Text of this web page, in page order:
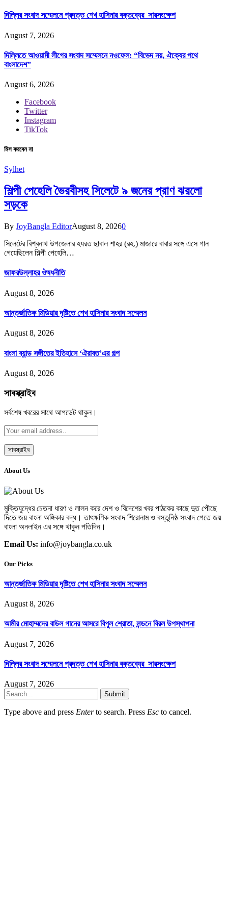
দিল্লির সংবাদ সম্মেলনে প্রদত্ত শেখ হাসিনার বক্তব্যের সারসংক্ষেপ
August 7, 2026
দিল্লিতে আওয়ামী লীগের সংবাদ সম্মেলনে নওফেল: “বিভেদ নয়, ঐক্যের পথে
বাংলাদেশ”
August 6, 2026
Facebook
Twitter
Instagram
TikTok
মিস করবেন না
Sylhet
শিল্পী পেহেলি ভৈরবীসহ সিলেটে ৯ জনের প্রাণ ঝরলো
সড়কে
By JoyBangla EditorAugust 8, 20260
সিলেটের বিশ্বনাথ উপজেলার হযরত ছাবাল শাহর (রহ.) মাজারে বাবার সঙ্গে এসে গান
গেয়েছিলেন শিল্পী পেহেলি…
জাফরউল্লাহর ঔষধনীতি
August 8, 2026
আন্তর্জাতিক মিডিয়ার দৃষ্টিতে শেখ হাসিনার সংবাদ সম্মেলন
August 8, 2026
বাংলা ব্যান্ড সঙ্গীতের ইতিহাসে ‘ঐরাবত’এর গল্প
August 8, 2026
সাবস্ক্রাইব
সর্বশেষ খবরের সাথে আপডেট থাকুন।
About Us
মুক্তিযুদ্ধের চেতনা ধারণ ও লালন করে দেশ ও বিদেশের খবর পাঠকের কাছে দুত পৌছে
দিতে জয় বাংলা অঙ্গিকার বদ্ধ। তাৎক্ষণিক সংবাদ শিরোনাম ও বস্তুনিষ্ঠ সংবাদ পেতে জয়
বাংলা অনলাইন এর সঙ্গে থাকুন পতিদিন।
Email Us: info@joybangla.co.uk
Our Picks
আন্তর্জাতিক মিডিয়ার দৃষ্টিতে শেখ হাসিনার সংবাদ সম্মেলন
August 8, 2026
আমীর মোহাম্মদের বাউল গানের আসরে বিপুল শ্রোতা, লন্ডনে বিরল উপস্থাপনা
August 7, 2026
দিল্লির সংবাদ সম্মেলনে প্রদত্ত শেখ হাসিনার বক্তব্যের সারসংক্ষেপ
August 7, 2026
Submit
Type above and press Enterto search. Press Esc to cancel.